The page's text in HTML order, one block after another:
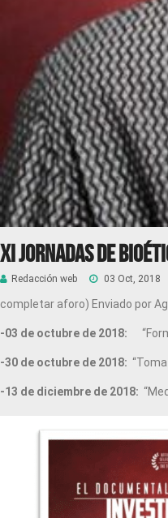
XI Jornadas de
Redacción web 03 Oct, 2018
completar aforo) Enviado por
-03 de octubre de 2018:
-30 de octubre de 2018:
-13 de diciembre de 2018: